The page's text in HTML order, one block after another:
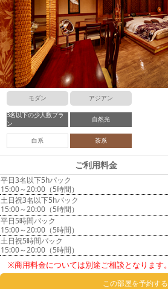
モダン アジアン
3名以下の少人数プラ
ン
自然光
白系 茶系
ご利用料金
平日3名以下5hパック
15:00～20:00（5時間）
土日祝3名以下5hパック
15:00～20:00（5時間）
平日5時間パック
15:00～20:00（5時間）
土日祝5時間パック
15:00～20:00（5時間）
※商用料金については別途ご相談となります。
この部屋を予約する